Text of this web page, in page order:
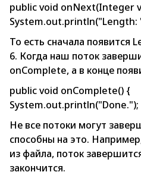
public void onNext(Integer
System.out.println("Length:
То есть сначала
6. Когда наш поток
onComplete, а в конце
public void onComplete() {
System.out.println("Done.");
Не все потоки могут
способны на это.
из файла, поток
закончится.